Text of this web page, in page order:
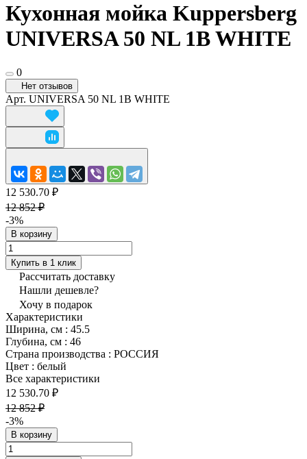
Кухонная мойка Kuppersberg
UNIVERSA 50 NL 1B WHITE
0
Нет отзывов
Арт. UNIVERSA 50 NL 1B WHITE
12 530.70 ₽
12 852 ₽
-3%
В корзину
Купить в 1 клик
Рассчитать доставку
Нашли дешевле?
Хочу в подарок
Характеристики
Ширина, см : 45.5
Глубина, см : 46
Страна производства : РОССИЯ
Цвет : белый
Все характеристики
12 530.70 ₽
12 852 ₽
-3%
В корзину